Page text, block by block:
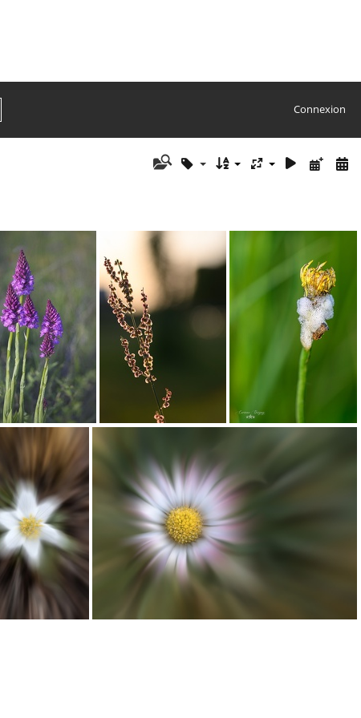
Connexion
Orchidée Orchis Pyramidal Oseille sauvage Pissenlit